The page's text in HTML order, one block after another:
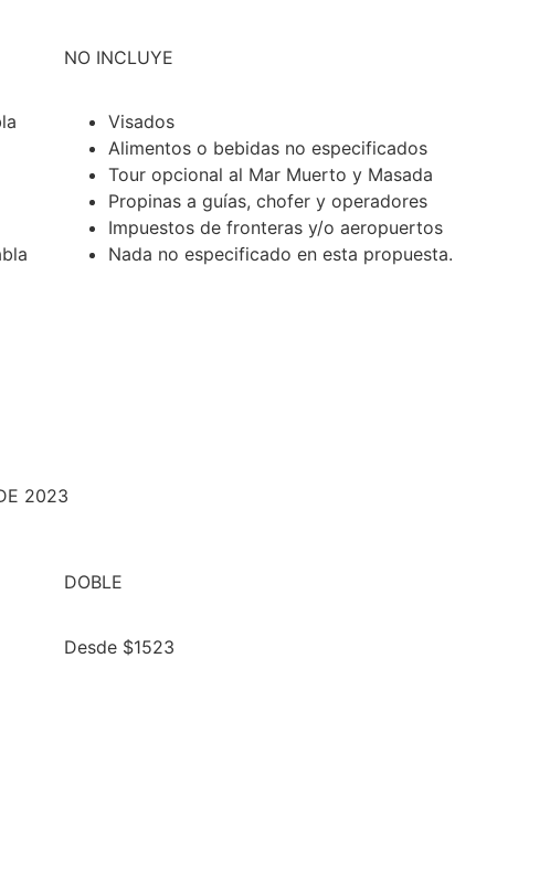
NO INCLUYE
Visados
Alimentos o bebidas no especificados
Tour opcional al Mar Muerto y Masada
Propinas a guías, chofer y operadores
Impuestos de fronteras y/o aeropuertos
Nada no especificado en esta propuesta.
2023
DOBLE
Desde $1523